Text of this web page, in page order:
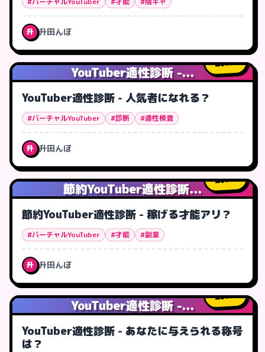
升 升田んぼ
YouTuber適性診断 -...
0人
YouTuber適性診断 - 人気者になれる？
#バーチャルYouTuber #診断 #適性検査
升 升田んぼ
節約YouTuber適性診断...
0人
節約YouTuber適性診断 - 稼げる才能アリ？
#バーチャルYouTuber #才能 #副業
升 升田んぼ
YouTuber適性診断 -...
0人
YouTuber適性診断 - あなたに与えられる称号
は？